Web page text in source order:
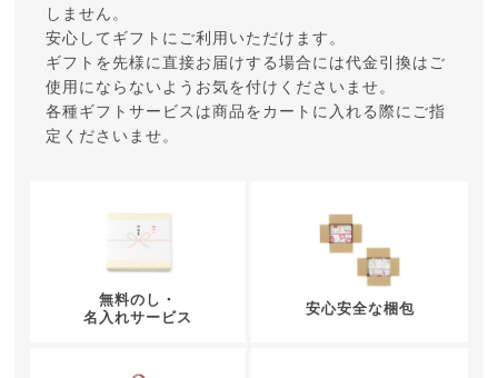
しません。
安心してギフトにご利用いただけます。
ギフトを先様に直接お届けする場合には代金引換はご
使用にならないようお気を付けくださいませ。
各種ギフトサービスは商品をカートに入れる際にご指
定くださいませ。
無料のし・
名入れサービス
安心安全な梱包